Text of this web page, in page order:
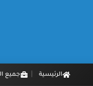
الرئيسية جميع